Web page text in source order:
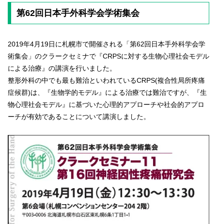
第62回日本手外科学会学術集会
2019年4月19日に札幌市で開催される「第62回日本手外科学会学
術集会」のクラークセミナで『CRPSに対する生物心理社会モデル
による治療』の講演を行いました。
整形外科の中でも最も難治といわれているCRPS(複合性局所疼痛
症候群)は、『生物学的モデル』による治療では難治ですが、『生
物心理社会モデル』に基づいた心理的アプローチや社会的アプロ
ーチが有効であることについて講演しました。